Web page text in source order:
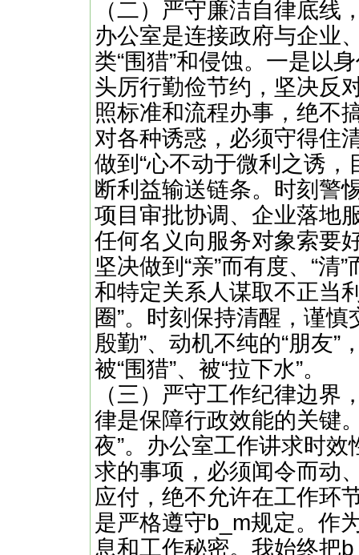
（二）严守廉洁自律底线
办公室是连接政府与企业
类“围猎”和侵蚀。一是以
头厉行勤俭节约，坚决反
照标准和流程办事，绝不
对各种诱惑，必须守得住
做到“心不动于微利之诱
断利益输送链条。时刻警
项目审批协调、企业落地
任何名义向服务对象索要
坚决做到“亲”而有度、“清
和特定关系人谋取不正当
圈”。时刻保持清醒，谨
殷勤”、动机不纯的“朋友
被“围猎”、被“拉下水”。
（三）严守工作纪律边界
律是保障行政效能的关键
夜”。办公室工作讲求时
求的事项，必须闻令而动
应付，绝不允许在工作环
是严格遵守b_m规定。作
息和工作秘密。我始终把